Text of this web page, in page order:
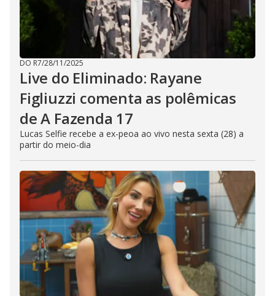
DO R7/28/11/2025
Live do Eliminado: Rayane
Figliuzzi comenta as polêmicas
de A Fazenda 17
Lucas Selfie recebe a ex-peoa ao vivo nesta sexta (28) a
partir do meio-dia